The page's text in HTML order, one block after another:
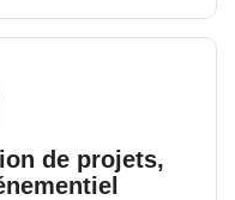
de projets,